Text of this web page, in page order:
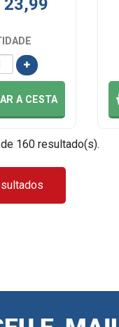
23,99
A CESTA
160 resultado(s).